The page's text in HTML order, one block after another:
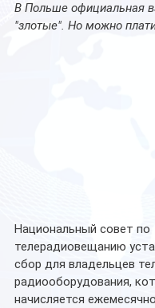
В Польше официальная
"злотые". Но можно
Национальный совет по
телерадиовещанию
сбор для владельцев
радиооборудования,
начисляется